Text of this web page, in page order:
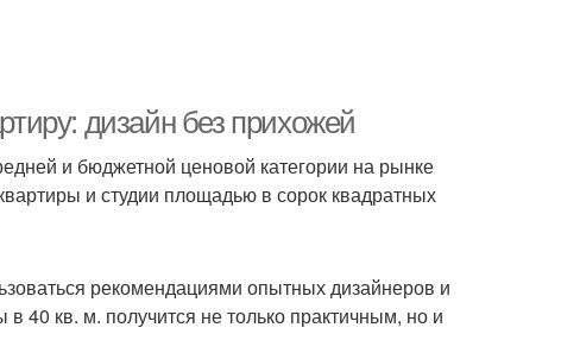
дизайн без прихожей
и бюджетной ценовой категории на рынке
и студии площадью в сорок квадратных
рекомендациями опытных дизайнеров и
40 кв. м. получится не только практичным, но и